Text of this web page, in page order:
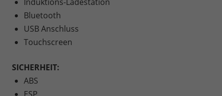
Bluetooth
USB Anschluss
Touchscreen
SICHERHEIT:
ABS